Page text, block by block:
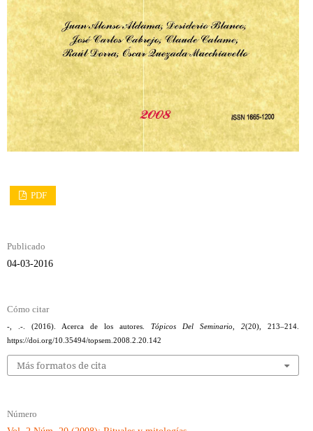
PDF
Publicado
04-03-2016
Cómo citar
-, .-. (2016). Acerca de los autores.Tópicos Del Seminario ,2(20), 213–214.
https://doi.org/10.35494/topsem.2008.2.20.142
Más formatos de cita
Número